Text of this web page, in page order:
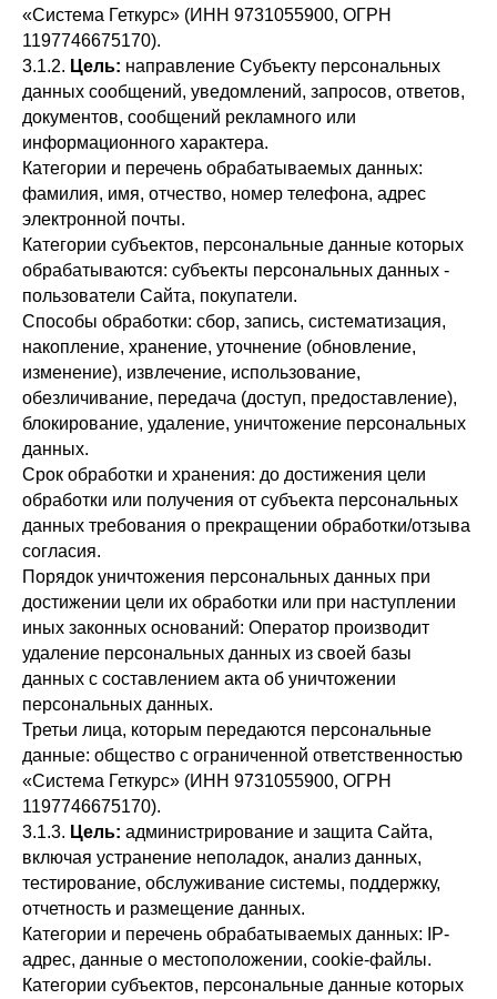
«Система Геткурс» (ИНН 9731055900, ОГРН
1197746675170).
3.1.2. Цель: направление Субъекту персональных
данных сообщений, уведомлений, запросов, ответов,
документов, сообщений рекламного или
информационного характера.
Категории и перечень обрабатываемых данных:
фамилия, имя, отчество, номер телефона, адрес
электронной почты.
Категории субъектов, персональные данные которых
обрабатываются: субъекты персональных данных -
пользователи Сайта, покупатели.
Способы обработки: сбор, запись, систематизация,
накопление, хранение, уточнение (обновление,
изменение), извлечение, использование,
обезличивание, передача (доступ, предоставление),
блокирование, удаление, уничтожение персональных
данных.
Срок обработки и хранения: до достижения цели
обработки или получения от субъекта персональных
данных требования о прекращении обработки/отзыва
согласия.
Порядок уничтожения персональных данных при
достижении цели их обработки или при наступлении
иных законных оснований: Оператор производит
удаление персональных данных из своей базы
данных с составлением акта об уничтожении
персональных данных.
Третьи лица, которым передаются персональные
данные: общество с ограниченной ответственностью
«Система Геткурс» (ИНН 9731055900, ОГРН
1197746675170).
3.1.3. Цель: администрирование и защита Сайта,
включая устранение неполадок, анализ данных,
тестирование, обслуживание системы, поддержку,
отчетность и размещение данных.
Категории и перечень обрабатываемых данных: IP-
адрес, данные о местоположении, cookie-файлы.
Категории субъектов, персональные данные которых